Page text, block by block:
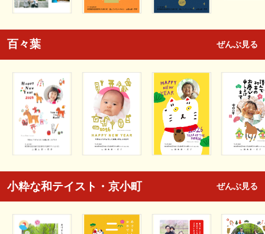
百々葉 ぜんぶ見る
小粋な和テイスト・京小町 ぜんぶ見る